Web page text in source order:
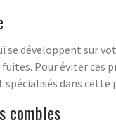
se développent sur
Pour éviter ces
spécialisés dans
combles